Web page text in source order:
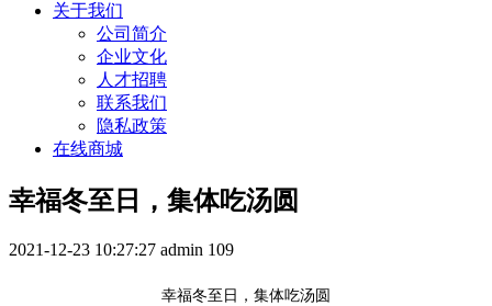
关于我们
公司简介
企业文化
人才招聘
联系我们
隐私政策
在线商城
幸福冬至日，集体吃汤圆
2021-12-23 10:27:27 admin 109
幸福冬至日，集体吃汤圆